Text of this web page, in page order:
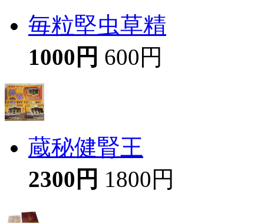
毎粒堅虫草精
1000円 600円
蔵秘健腎王
2300円 1800円